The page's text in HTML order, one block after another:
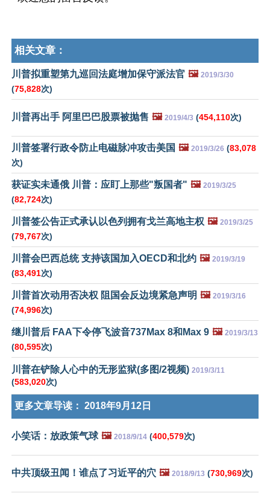
相关文章：
川普拟重塑第九巡回法庭增加保守派法官 🖼️ 2019/3/30
(75,828次)
川普再出手 阿里巴巴股票被抛售 🖼️ 2019/4/3 (454,110次)
川普签署行政令防止电磁脉冲攻击美国 🖼️ 2019/3/26 (83,078
次)
获证实未通俄 川普：应盯上那些"叛国者" 🖼️ 2019/3/25
(82,724次)
川普签公告正式承认以色列拥有戈兰高地主权 🖼️ 2019/3/25
(79,767次)
川普会巴西总统 支持该国加入OECD和北约 🖼️ 2019/3/19
(83,491次)
川普首次动用否决权 阻国会反边境紧急声明 🖼️ 2019/3/16
(74,996次)
继川普后 FAA下令停飞波音737Max 8和Max 9 🖼️ 2019/3/13
(80,595次)
川普在铲除人心中的无形监狱(多图/2视频) 2019/3/11
(583,020次)
更多文章导读： 2018年9月12日
小笑话：放政策气球 🖼️ 2018/9/14 (400,579次)
中共顶级丑闻！谁点了习近平的穴 🖼️ 2018/9/13 (730,969次)